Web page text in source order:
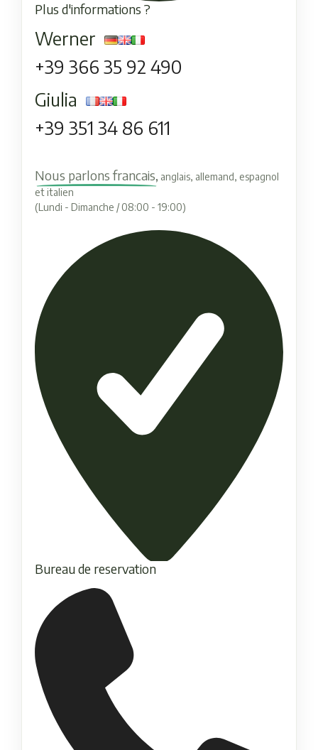
Plus d'informations ?
Werner
+39 366 35 92 490
Giulia
+39 351 34 86 611
Nous parlons francais, anglais, allemand, espagnol
et italien
(Lundi - Dimanche / 08:00 - 19:00)
Bureau de reservation